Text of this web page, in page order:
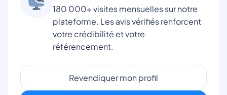
180 000+ visites mensuelles sur notre
plateforme. Les avis vérifiés renforcent
votre crédibilité et votre
référencement.
Revendiquer mon profil